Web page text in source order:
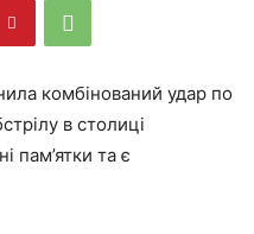
комбінований удар по
в столиці
пам’ятки та є